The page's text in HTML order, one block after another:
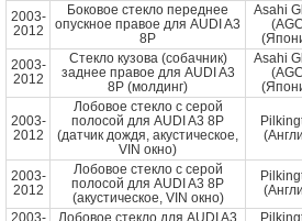
2003-
2012
Боковое стекло переднее
опускное правое для AUDI A3
8P
Asahi
2003-
2012
Стекло кузова (собачник)
заднее правое для AUDI A3
8P (молдинг)
Asahi
2003-
2012
Лобовое стекло с серой
полосой для AUDI A3 8P
(датчик дождя, акустическое,
VIN окно)
2003-
2012
Лобовое стекло с серой
полосой для AUDI A3 8P
(акустическое, VIN окно)
2003-
Лобовое стекло для AUDI A3